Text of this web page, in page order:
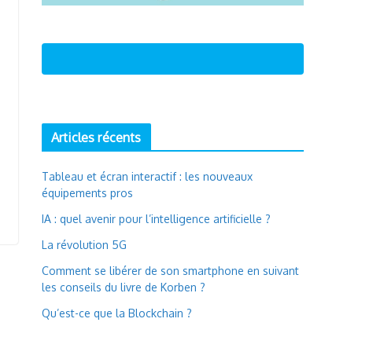
Articles récents
Tableau et écran interactif : les nouveaux
équipements pros
IA : quel avenir pour l’intelligence artificielle ?
La révolution 5G
Comment se libérer de son smartphone en suivant
les conseils du livre de Korben ?
Qu’est-ce que la Blockchain ?